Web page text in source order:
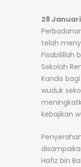
28
telah
Fisabilillah
Sekolah
Kandis
wuduk
kebajikan
Hafiz bin